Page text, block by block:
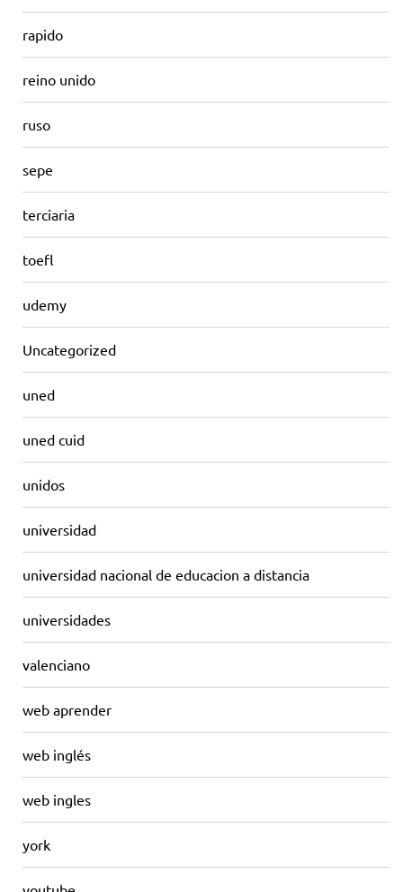
rapido
reino unido
ruso
sepe
terciaria
toefl
udemy
Uncategorized
uned
uned cuid
unidos
universidad
universidad nacional de educacion a distancia
universidades
valenciano
web aprender
web inglés
web ingles
york